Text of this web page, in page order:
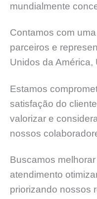
mundialmente
Contamos com
parceiros e
Unidos da América,
Estamos
satisfação do
valorizar e
nossos
Buscamos
atendimento
priorizando nossos